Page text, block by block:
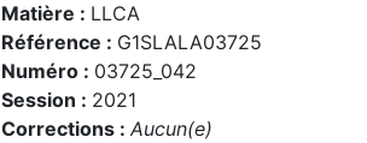
Matière : LLCA
Référence : G1SLALA03725
Numéro : 03725_042
Session : 2021
Corrections : Aucun(e)